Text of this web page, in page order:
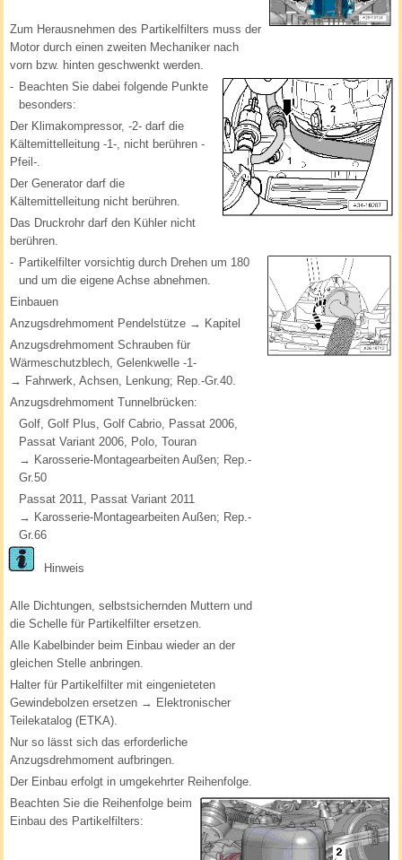
Zum Herausnehmen des Partikelfilters muss der
Motor durch einen zweiten Mechaniker nach
vorn bzw. hinten geschwenkt werden.
- Beachten Sie dabei folgende Punkte
besonders:
Der Klimakompressor, -2- darf die
Kältemittelleitung -1-, nicht berühren -
Pfeil-.
Der Generator darf die
Kältemittelleitung nicht berühren.
Das Druckrohr darf den Kühler nicht
berühren.
- Partikelfilter vorsichtig durch Drehen um 180
und um die eigene Achse abnehmen.
Einbauen
Anzugsdrehmoment Pendelstütze → Kapitel
Anzugsdrehmoment Schrauben für
Wärmeschutzblech, Gelenkwelle -1-
→ Fahrwerk, Achsen, Lenkung; Rep.-Gr.40.
Anzugsdrehmoment Tunnelbrücken:
Golf, Golf Plus, Golf Cabrio, Passat 2006,
Passat Variant 2006, Polo, Touran
→ Karosserie-Montagearbeiten Außen; Rep.-
Gr.50
Passat 2011, Passat Variant 2011
→ Karosserie-Montagearbeiten Außen; Rep.-
Gr.66
Hinweis
Alle Dichtungen, selbstsichernden Muttern und
die Schelle für Partikelfilter ersetzen.
Alle Kabelbinder beim Einbau wieder an der
gleichen Stelle anbringen.
Halter für Partikelfilter mit eingenieteten
Gewindebolzen ersetzen → Elektronischer
Teilekatalog (ETKA).
Nur so lässt sich das erforderliche
Anzugsdrehmoment aufbringen.
Der Einbau erfolgt in umgekehrter Reihenfolge.
Beachten Sie die Reihenfolge beim
Einbau des Partikelfilters: